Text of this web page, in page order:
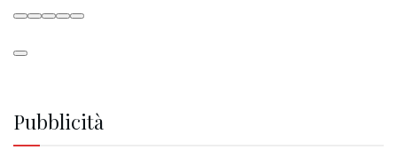
Pubblicità